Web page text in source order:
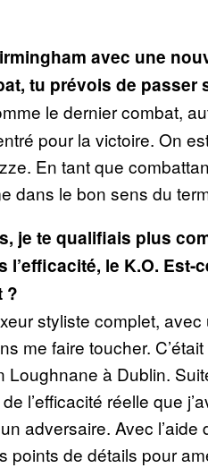
avec une
tu prévois de passer
le dernier combat,
pour la victoire. On
En tant que
dans le bon sens du
je te qualifiais plus
le K.O. Est-
?
styliste complet,
me faire toucher.
Loughnane à Dublin.
l’efficacité réelle que
adversaire. Avec l’aide
points de détails pour